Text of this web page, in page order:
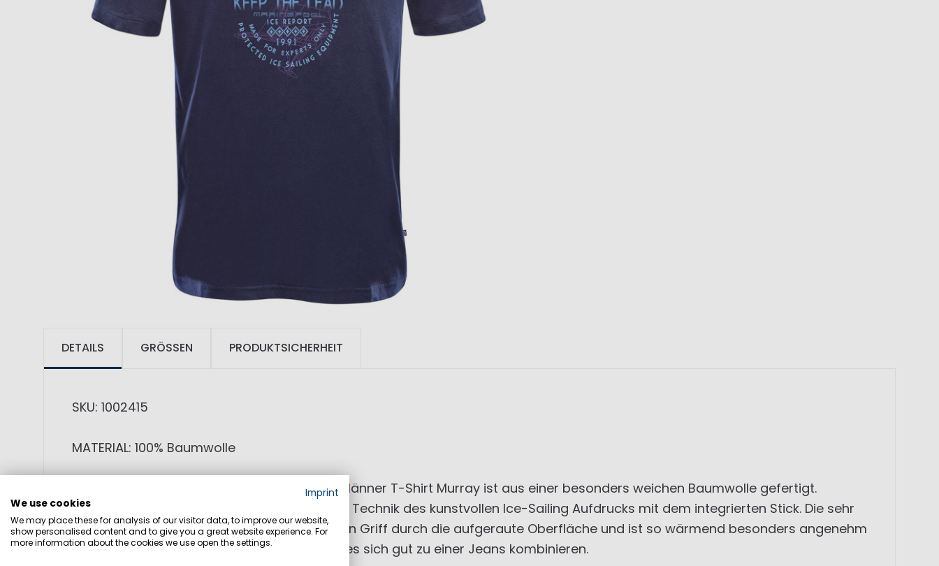
DETAILS
SKU: 1002415
MATERIAL: 100% Baumwolle
PRODUKTINFORMATIONEN: Das hochwertige Männer T-Shirt Murray ist aus einer besonders weichen Baumwolle gefertigt.
Besonderheit dieses T-Shirts ist die spezielle Technik des kunstvollen Ice-Sailing Aufdrucks mit dem integrierten Stick. Die sehr
weiche Winterqualität hat einen angenehmen Griff durch die aufgeraute Oberfläche und ist so wärmend besonders angenehm
zu tragen. Durch die gerade Passform lässt es sich gut zu einer Jeans kombinieren.
GRÖSSEN PRODUKTSICHERHEIT
Imprint
We use cookies
We may place these for analysis of our visitor data, to improve our website,
show personalised content and to give you a great website experience. For
more information about the cookies we use open the settings.